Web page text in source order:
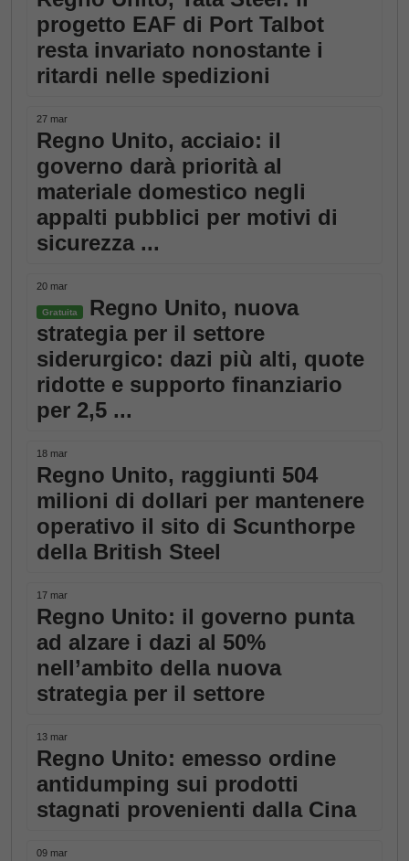
progetto EAF di Port Talbot
resta invariato nonostante i
ritardi nelle spedizioni
27 mar
Regno Unito, acciaio: il
governo darà priorità al
materiale domestico negli
appalti pubblici per motivi di
sicurezza ...
20 mar
Gratuita
Regno Unito, nuova
strategia per il settore
siderurgico: dazi più alti, quote
ridotte e supporto finanziario
per 2,5 ...
18 mar
Regno Unito, raggiunti 504
milioni di dollari per mantenere
operativo il sito di Scunthorpe
della British Steel
17 mar
Regno Unito: il governo punta
ad alzare i dazi al 50%
nell’ambito della nuova
strategia per il settore
13 mar
Regno Unito: emesso ordine
antidumping sui prodotti
stagnati provenienti dalla Cina
09 mar